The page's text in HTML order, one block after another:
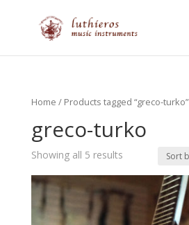
Home / Products tagged “greco-turko”
greco-turko
Showing all 5 results